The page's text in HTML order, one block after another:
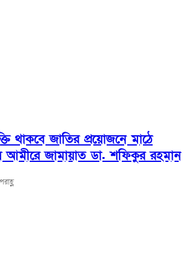
থাকবে জাতির প্রয়োজনে মাঠে
আমীরে জামায়াত ডা. শফিকুর রহমান